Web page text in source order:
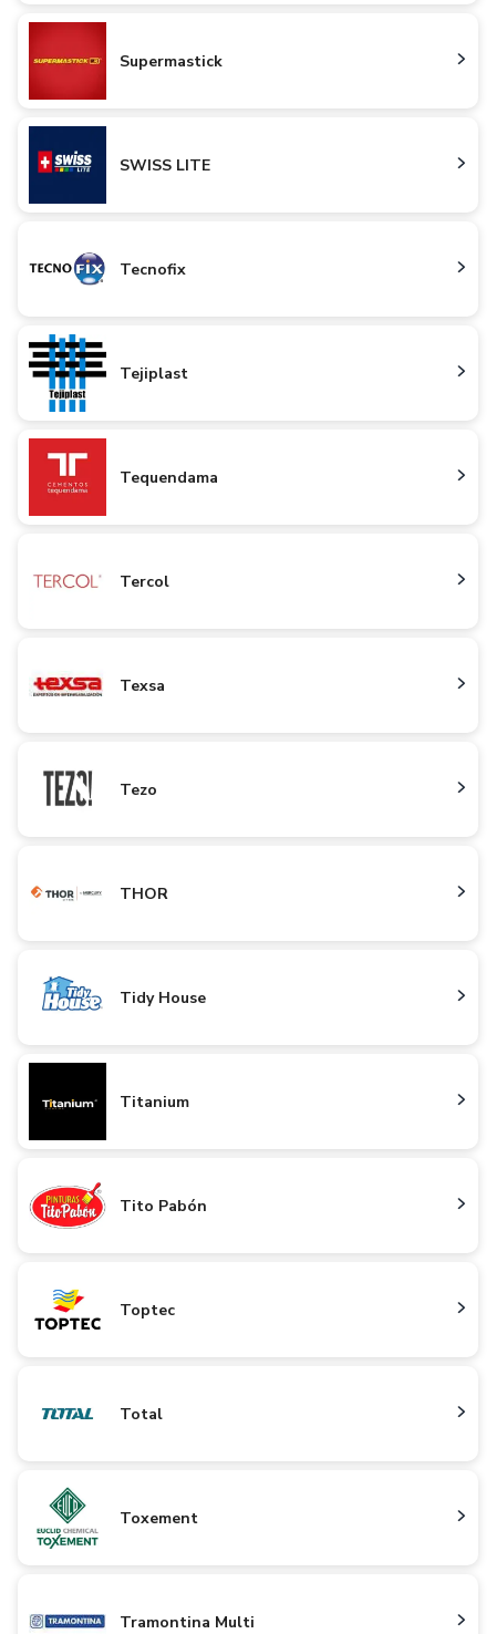
Supermastick
SWISS LITE
Tecnofix
Tejiplast
Tequendama
Tercol
Texsa
Tezo
THOR
Tidy House
Titanium
Tito Pabón
Toptec
Total
Toxement
Tramontina Multi